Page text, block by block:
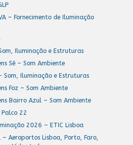
– Fornecimento de Iluminação
Iluminação e Estruturas
Sé – Som Ambiente
Iluminação e Estruturas
Foz – Som Ambiente
Bairro Azul – Som Ambiente
Palco 22
2026 – ETIC Lisboa
Aeroportos Lisboa, Porto, Faro,